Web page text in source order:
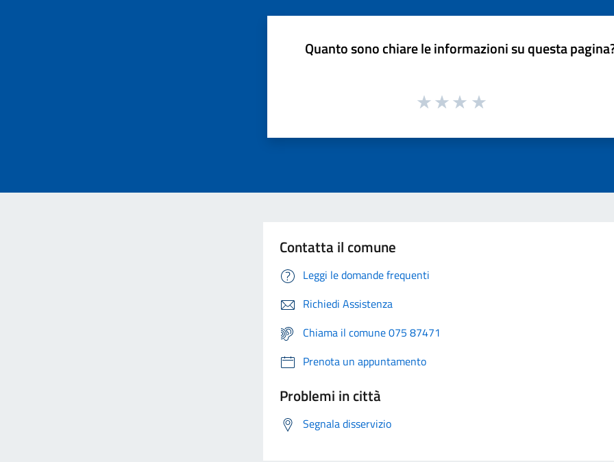
Quanto sono chiare le informazioni su questa
Contatta il comune
Leggi le domande frequenti
Richiedi Assistenza
Chiama il comune 075 87471
Prenota un appuntamento
Problemi in città
Segnala disservizio